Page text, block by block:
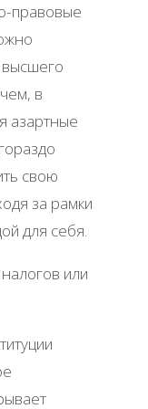
правовые
высшего
в
азартные
свою
за рамки
для себя.
или